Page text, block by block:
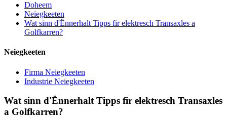
Doheem
Neiegkeeten
Wat sinn d'Ënnerhalt Tipps fir elektresch Transaxles a
Golfkarren?
Neiegkeeten
Firma Neiegkeeten
Industrie Neiegkeeten
Wat sinn d'Ënnerhalt Tipps fir elektresch Transaxles
a Golfkarren?